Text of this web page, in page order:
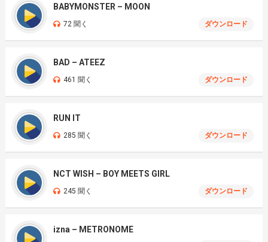
BABYMONSTER – MOON
72 聞く ダウンロード
BAD – ATEEZ
461 聞く ダウンロード
RUN IT
285 聞く ダウンロード
NCT WISH – BOY MEETS GIRL
245 聞く ダウンロード
izna – METRONOME